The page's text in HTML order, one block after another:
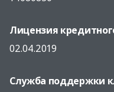
Лицензия
02.04.2019
Служба поддержки